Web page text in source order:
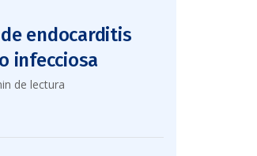
endocarditis
infecciosa
de lectura